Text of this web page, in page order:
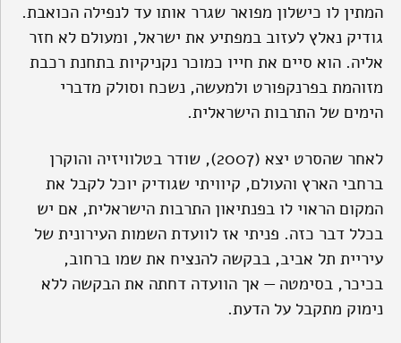
המתין לו כישלון מפואר שגרר אותו עד לנפילה הכואבת.
גודיק נאלץ לעזוב במפתיע את ישראל, ומעולם לא חזר
אליה. הוא סיים את חייו כמוכר נקניקיות בתחנת רכבת
מזוהמת בפרנקפורט ולמעשה, נשכח וסולק מדברי
הימים של התרבות הישראלית.
לאחר שהסרט יצא (2007), שודר בטלוויזיה והוקרן
ברחבי הארץ והעולם, קיוויתי שגודיק יוכל לקבל את
המקום הראוי לו בפנתיאון התרבות הישראלית, אם יש
בכלל דבר כזה. פניתי אז לוועדת השמות העירונית של
עיריית תל אביב, בבקשה להנציח את שמו ברחוב,
בכיכר, בסימטה — אך הוועדה דחתה את הבקשה ללא
נימוק מתקבל על הדעת.